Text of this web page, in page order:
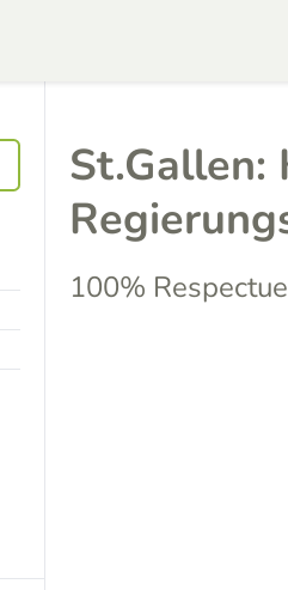
St.Gallen:
100%